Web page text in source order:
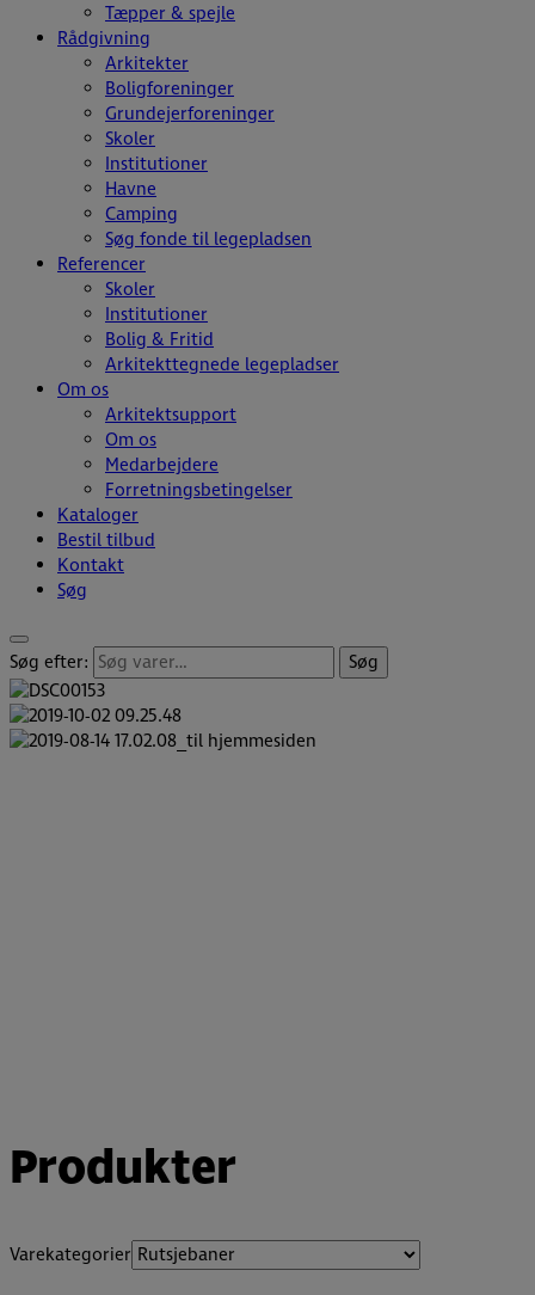
Tæpper & spejle
Rådgivning
Arkitekter
Boligforeninger
Grundejerforeninger
Skoler
Institutioner
Havne
Camping
Søg fonde til legepladsen
Referencer
Skoler
Institutioner
Bolig & Fritid
Arkitekttegnede legepladser
Om os
Arkitektsupport
Om os
Medarbejdere
Forretningsbetingelser
Kataloger
Bestil tilbud
Kontakt
Søg
Søg efter: Søg
Produkter
Varekategorier